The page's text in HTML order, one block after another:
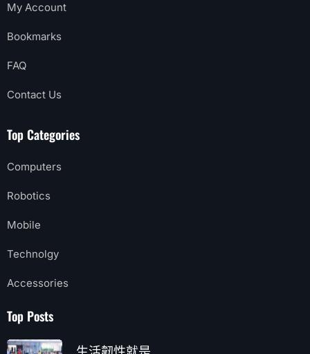
My Account
Bookmarks
FAQ
Contact Us
Top Categories
Computers
Robotics
Mobile
Technolgy
Accessories
Top Posts